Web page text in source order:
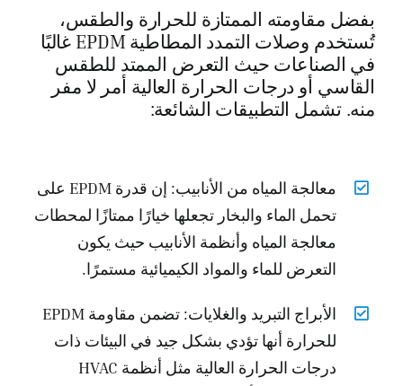
بفضل مقاومته الممتازة للحرارة والطقس،
تُستخدم وصلات التمدد المطاطية EPDM غالبًا
في الصناعات حيث التعرض الممتد للطقس
القاسي أو درجات الحرارة العالية أمر لا مفر
منه. تشمل التطبيقات الشائعة:
معالجة المياه من الأنابيب: إن قدرة EPDM على
تحمل الماء والبخار تجعلها خيارًا ممتازًا لمحطات
معالجة المياه وأنظمة الأنابيب حيث يكون
التعرض للماء والمواد الكيميائية مستمرًا.
الأبراج التبريد والغلايات: تضمن مقاومة EPDM
للحرارة أنها تؤدي بشكل جيد في البيئات ذات
درجات الحرارة العالية مثل أنظمة HVAC